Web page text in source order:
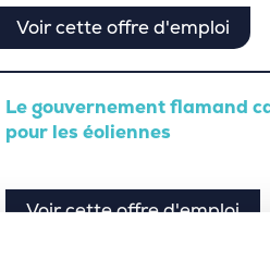
Voir cette offre d'emploi
Le gouvernement flamand
pour les éoliennes
Voir cette offre d'emploi